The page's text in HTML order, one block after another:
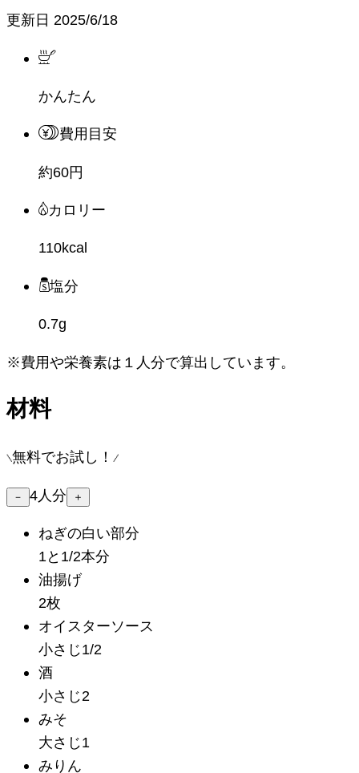
更新日 2025/6/18
かんたん
費用目安
約60円
カロリー
110kcal
塩分
0.7g
※費用や栄養素は １人分で算出しています。
材料
無料でお試し！
－ 4人分 ＋
ねぎの白い部分
1と1/2本分
油揚げ
2枚
オイスターソース
小さじ1/2
酒
小さじ2
みそ
大さじ1
みりん